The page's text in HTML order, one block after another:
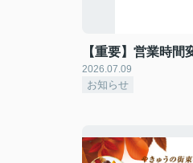
【重要】営業時間
2026.07.09
お知らせ